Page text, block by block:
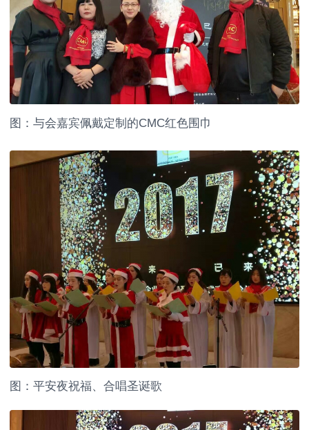
图：与会嘉宾佩戴定制的CMC红色围巾
图：平安夜祝福、合唱圣诞歌